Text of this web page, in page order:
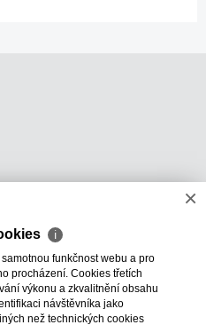
×
ℹ
funkčnost webu a pro
procházení. Cookies třetích
výkonu a zkvalitnění obsahu
návštěvníka jako
než technických cookies